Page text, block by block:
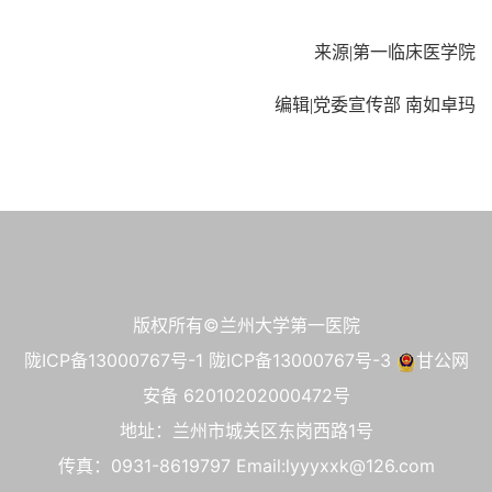
来源|第一临床医学院
编辑|党委宣传部 南如卓玛
版权所有©兰州大学第一医院
陇ICP备13000767号-1 陇ICP备13000767号-3
甘公网
安备 62010202000472号
地址：兰州市城关区东岗西路1号
传真：0931-8619797 Email:lyyyxxk@126.com